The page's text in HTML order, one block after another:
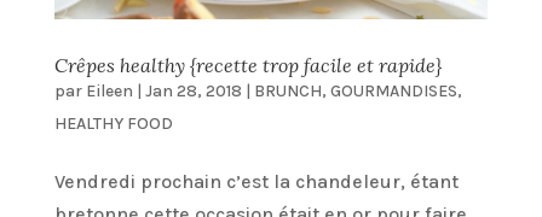
Crêpes healthy {recette trop facile et rapide}
par Eileen | Jan 28, 2018 | BRUNCH, GOURMANDISES,
HEALTHY FOOD
Vendredi prochain c’est la chandeleur, étant